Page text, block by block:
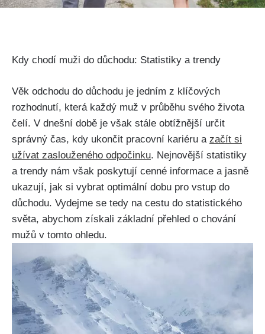
Kdy chodí muži do důchodu: Statistiky a trendy
Věk odchodu do důchodu je jedním z klíčových
rozhodnutí, která každý muž v průběhu svého života
čelí. V dnešní době je však stále obtížnější určit
správný čas, kdy ukončit pracovní kariéru a začít si
užívat zaslouženého odpočinku. Nejnovější statistiky
a trendy nám však poskytují cenné informace a jasně
ukazují, jak si vybrat optimální dobu pro vstup do
důchodu. Vydejme se tedy na cestu do statistického
světa, abychom získali základní přehled o chování
mužů v tomto ohledu.